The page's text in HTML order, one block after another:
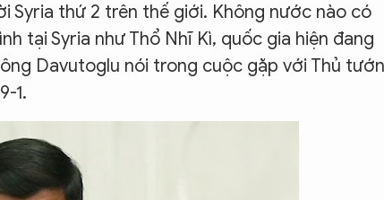
Syria thứ 2 trên thế giới. Không nước nào có
tại Syria như Thổ Nhĩ Kì, quốc gia hiện đang
Davutoglu nói trong cuộc gặp với Thủ
1.